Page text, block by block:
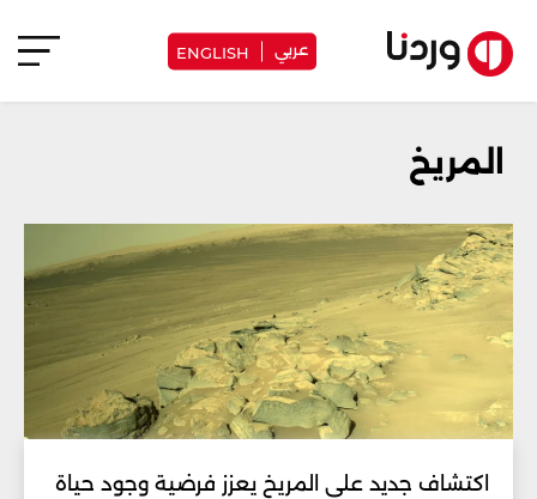
عربي ENGLISH
المريخ
اكتشاف جديد على المريخ يعزز فرضية وجود حياة